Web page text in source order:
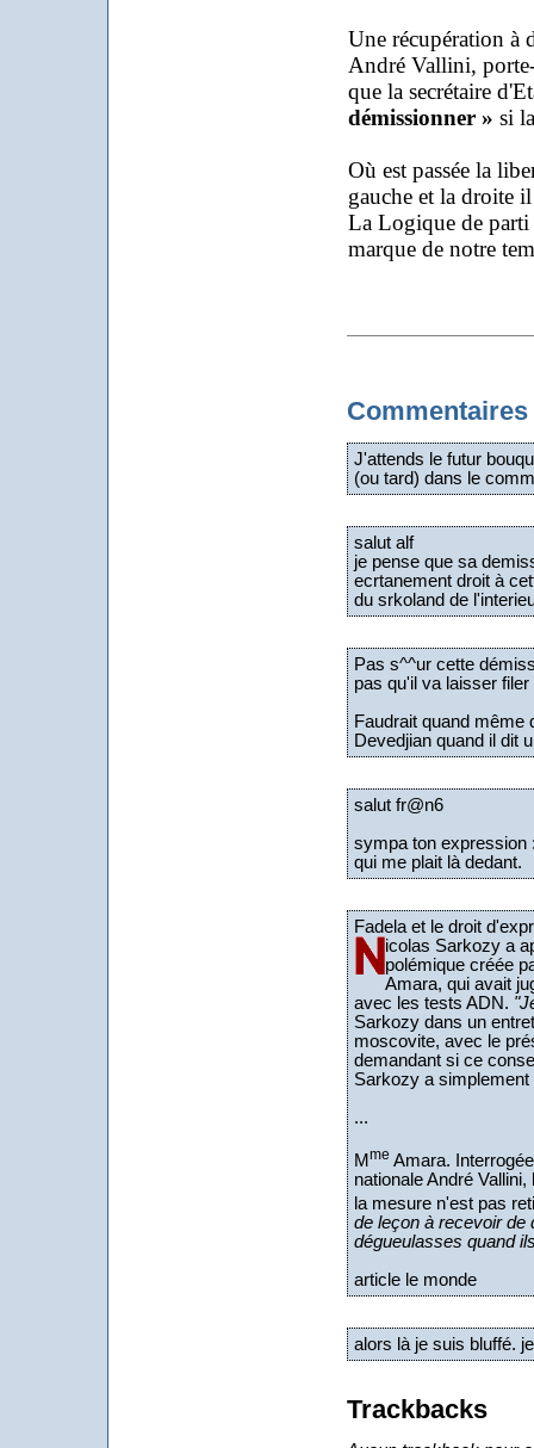
Une récupération à
André Vallini,
que la secrétaire
démissionner » si
Où est passée la
gauche et la droite
La Logique de parti
marque de notre
Commentaires
J'attends le futur
(ou tard) dans le
salut alf
je pense que sa
ecrtanement droit à
du srkoland de
Pas s^^ur cette
pas qu'il va laisser
Faudrait quand même
Devedjian quand il dit
salut fr@n6
sympa ton expression
qui me plait là dedant.
Fadela et le droit
icolas Sarkozy a
polémique créée
Amara, qui avait
avec les tests ADN.
Sarkozy dans un
moscovite, avec le
demandant si ce
Sarkozy a
...
M me Amara.
nationale André
la mesure n'est pas
de leçon à recevoir de
dégueulasses quand
article le monde
alors là je suis bluffé.
Trackbacks